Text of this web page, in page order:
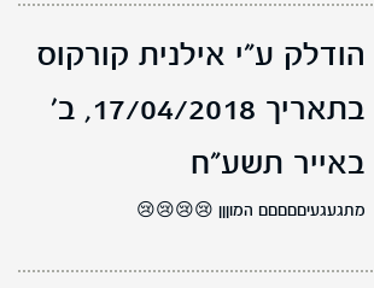
הודלק ע"י אילנית קורקוס
בתאריך 17/04/2018,
ב'
באייר תשע"ח
מתגעגעיםםםםם המוןןן 😢😢😢😢